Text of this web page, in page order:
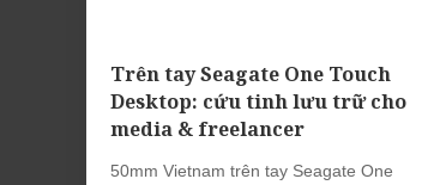
Trên tay Seagate One Touch
Desktop: cứu tinh lưu trữ cho
media & freelancer
50mm Vietnam trên tay Seagate One